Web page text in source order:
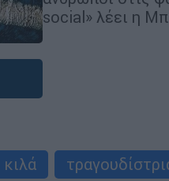
social» λέει η
κιλά